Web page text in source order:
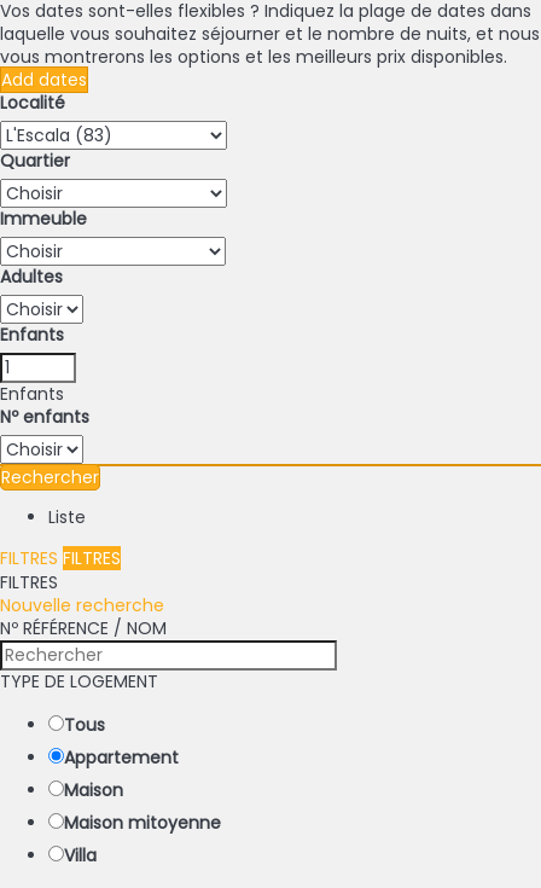
Vos dates sont-elles flexibles ? Indiquez la plage de dates dans
laquelle vous souhaitez séjourner et le nombre de nuits, et nous
vous montrerons les options et les meilleurs prix disponibles.
Add dates
Localité
Quartier
Immeuble
Adultes
Enfants
Enfants
Nº enfants
Rechercher
Liste
FILTRES FILTRES
FILTRES
Nouvelle recherche
Nº RÉFÉRENCE / NOM
TYPE DE LOGEMENT
Tous
Appartement
Maison
Maison mitoyenne
Villa